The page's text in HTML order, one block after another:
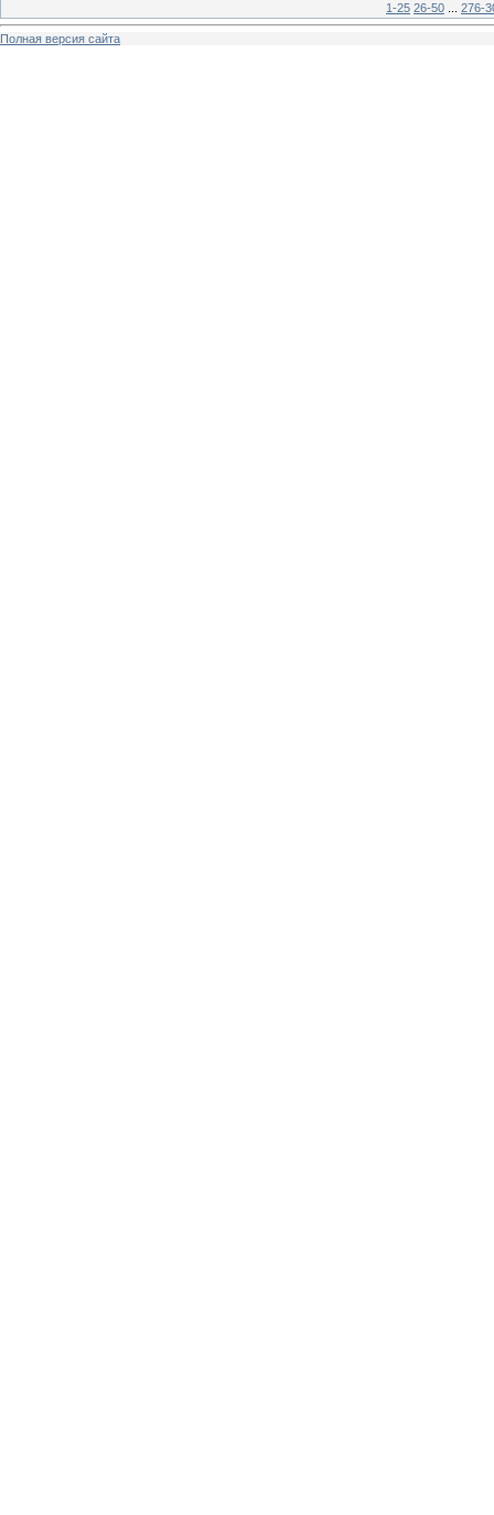
1-25 26-50 276-
Полная версия сайта